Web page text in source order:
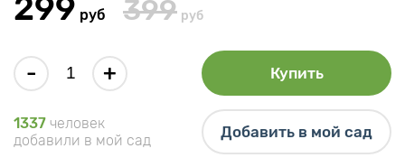
299 руб 399 руб
- + Купить
1337 человек
добавили в мой сад
Добавить в мой сад